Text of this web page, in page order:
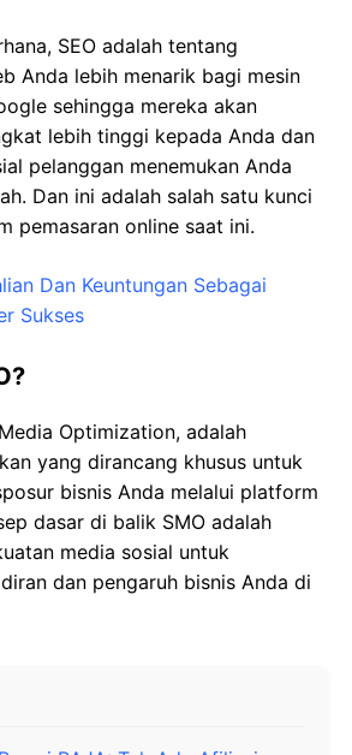
SEO adalah tentang
Anda lebih menarik bagi mesin
sehingga mereka akan
lebih tinggi kepada Anda dan
pelanggan menemukan Anda
Dan ini adalah salah satu kunci
pemasaran online saat ini.
Dan Keuntungan Sebagai
Sukses
Optimization, adalah
yang dirancang khusus untuk
bisnis Anda melalui platform
dasar di balik SMO adalah
media sosial untuk
dan pengaruh bisnis Anda di